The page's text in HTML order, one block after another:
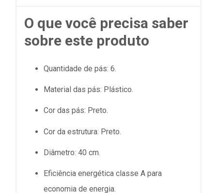
O que você precisa saber
sobre este produto
Quantidade de pás: 6.
Material das pás: Plástico.
Cor das pás: Preto.
Cor da estrutura: Preto.
Diâmetro: 40 cm.
Eficiência energética classe A para
economia de energia.